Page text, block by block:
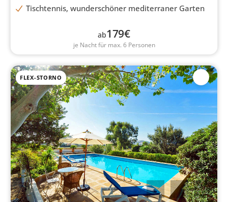
Tischtennis, wunderschöner mediterraner Garten
ab179€
je Nacht für max. 6 Personen
FLEX-STORNO